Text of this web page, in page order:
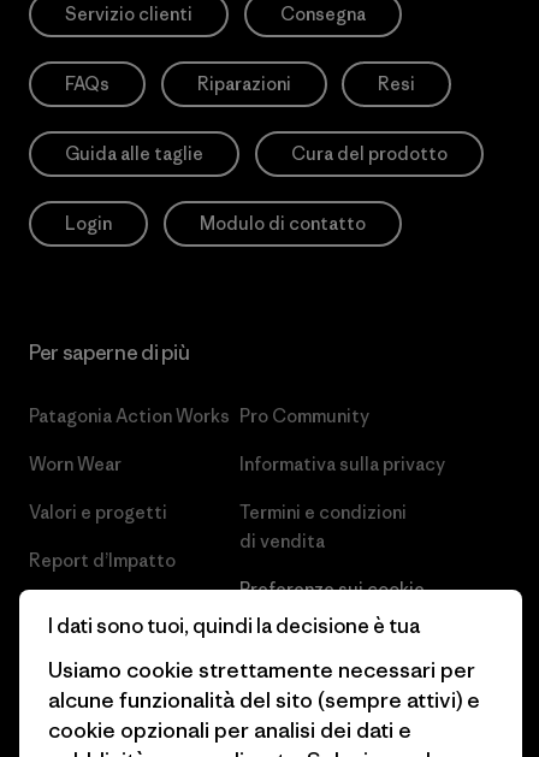
Servizio clienti Consegna
FAQs Riparazioni Resi
Guida alle taglie Cura del prodotto
Login Modulo di contatto
Per saperne di più
Patagonia Action Works
Worn Wear
Valori e progetti
Report d’Impatto
Obiettivi climatici
1% For The Planet
Pro Community
Informativa sulla privacy
Termini e condizioni
di vendita
Preferenze sui cookie
Lavora con noi
Stampa e media
Industry program
I dati sono tuoi, quindi la decisione è tua
Usiamo cookie strettamente necessari per
alcune funzionalità del sito (sempre attivi) e
cookie opzionali per analisi dei dati e